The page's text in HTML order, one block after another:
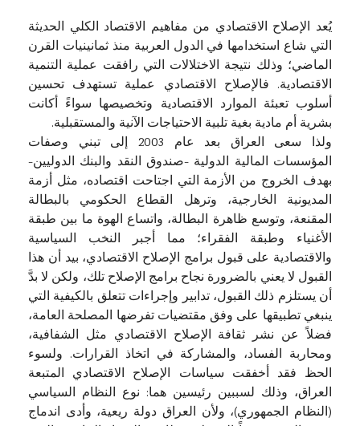
يُعد الإصلاح الاقتصادي من مفاهيم الاقتصاد الكلي الحديثة
التي شاع استخدامها في الدول العربية منذ ثمانينيات القرن
الماضي؛ وذلك نتيجة الاختلالات التي رافقت عملية التنمية
الاقتصادية. فالإصلاح الاقتصادي عملية تستهدف تحسين
أسلوب تعبئة الموارد الاقتصادية وتخصيصها سواءً أكانت
بشرية أم مادية بغية تلبية الاحتياجات الآنية والمستقبلية.
ولذا سعى العراق بعد عام 2003 إلى تبني وصفات
المؤسسات المالية الدولية -صندوق النقد والبنك الدوليين-
بهدف الخروج من الأزمة التي اجتاحت اقتصاده، مثل أزمة
المديونية الخارجية، وترهل القطاع الحكومي بالبطالة
المقنعة، وتوسع ظاهرة البطالة، واتساع الهوة ما بين طبقة
الأغنياء وطبقة الفقراء؛ مما أجبر النخب السياسية
والاقتصادية على قبول برامج الإصلاح الاقتصادي، بيد أن هذا
القبول لا يعني بالضرورة نجاح برامج الإصلاح تلك، ولكن لا بدَّ
أن يستلزم ذلك القبول، تدابير وإجراءات تتعلق بالكيفية التي
ينبغي تطبيقها على وفق مقتضيات تفرضها المصلحة العامة،
فضلاً عن نشر ثقافة الإصلاح الاقتصادي مثل الشفافية،
ومحاربة الفساد، والمشاركة في اتخاذ القرارات. ولسوء
الحظ فقد أخفقت سياسات الإصلاح الاقتصادي المتبعة
العراق، وذلك لسببين رئيسين هما: نوع النظام السياسي
(النظام الجمهوري)، ولأن العراق دولة ريعية، وأدى اندماج